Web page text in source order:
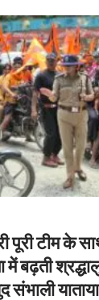
पूरी टीम के
में बढ़ती